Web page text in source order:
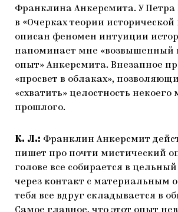
Франклина Анкерсмита. У
в «Очерках теории исторической
описан феномен интуиции
напоминает мне «возвышенный
опыт» Анкерсмита. Внезапное
«просвет в облаках»,
«схватить» целостность некоего
прошлого.
К. Л.: Франклин Анкерсмит
пишет про почти мистический
голове все собирается в цельный
через контакт с материальным
тебя все вдруг складывается в
Самое главное, что этот опыт